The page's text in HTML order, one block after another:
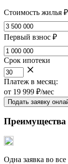
Стоимость жилья ₽
Первый взнос ₽
Срок ипотеки
Платеж в месяц:
от 19 999 ₽/мес
Подать заявку
Преимущества
Одна заявка во